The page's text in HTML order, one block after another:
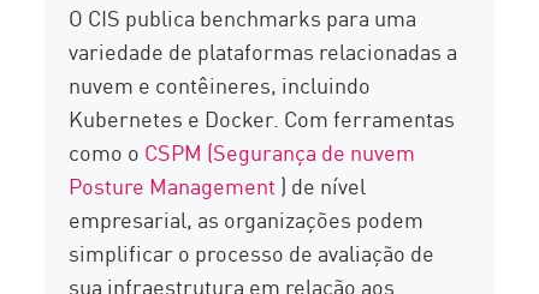
O CIS publica benchmarks para uma
variedade de plataformas relacionadas a
nuvem e contêineres, incluindo
Kubernetes e Docker. Com ferramentas
como o CSPM (Segurança de nuvem
Posture Management ) de nível
empresarial, as organizações podem
simplificar o processo de avaliação de
sua infraestrutura em relação aos